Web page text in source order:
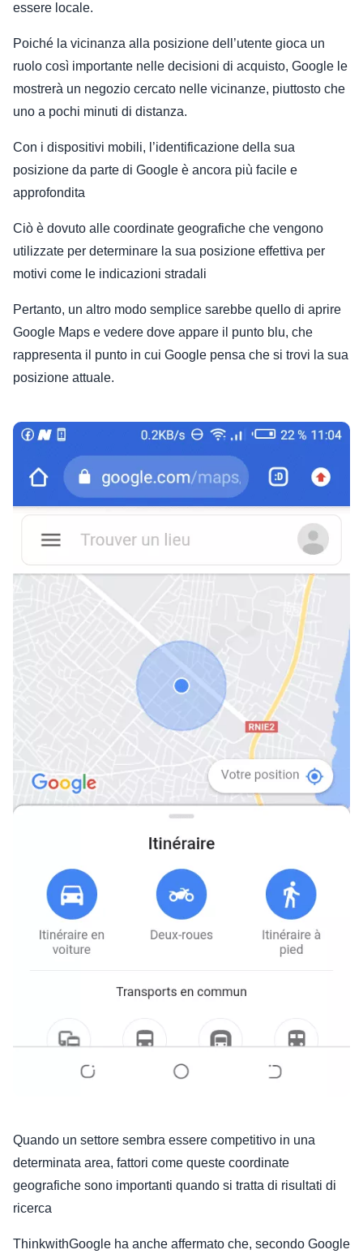
essere locale.
Poiché la vicinanza alla posizione dell’utente gioca un
ruolo così importante nelle decisioni di acquisto, Google le
mostrerà un negozio cercato nelle vicinanze, piuttosto che
uno a pochi minuti di distanza.
Con i dispositivi mobili, l’identificazione della sua
posizione da parte di Google è ancora più facile e
approfondita
Ciò è dovuto alle coordinate geografiche che vengono
utilizzate per determinare la sua posizione effettiva per
motivi come le indicazioni stradali
Pertanto, un altro modo semplice sarebbe quello di aprire
Google Maps e vedere dove appare il punto blu, che
rappresenta il punto in cui Google pensa che si trovi la sua
posizione attuale.
Quando un settore sembra essere competitivo in una
determinata area, fattori come queste coordinate
geografiche sono importanti quando si tratta di risultati di
ricerca
ThinkwithGoogle ha anche affermato che, secondo Google